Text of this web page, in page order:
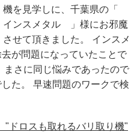
機を見学しに、千葉県の「
インスメタル 」様にお邪魔
させて頂きました。 インスメ
が問題になっていたことで
さに同じ悩みであったので
た。 早速問題のワークで検
ドロスも取れるバリ取り機"